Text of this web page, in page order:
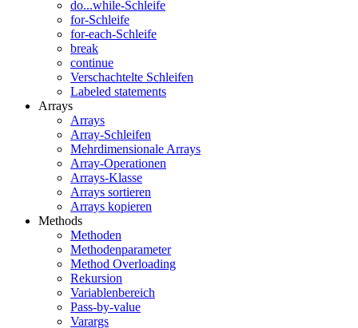
do...while-Schleife
for-Schleife
for-each-Schleife
break
continue
Verschachtelte Schleifen
Labeled statements
Arrays
Arrays
Array-Schleifen
Mehrdimensionale Arrays
Array-Operationen
Arrays-Klasse
Arrays sortieren
Arrays kopieren
Methods
Methoden
Methodenparameter
Method Overloading
Rekursion
Variablenbereich
Pass-by-value
Varargs